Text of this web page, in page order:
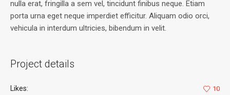
nulla erat, fringilla a sem vel, tincidunt finibus neque. Etiam
porta urna eget neque imperdiet efficitur. Aliquam odio orci,
vehicula in interdum ultricies, bibendum in velit.
Project details
Likes: 10